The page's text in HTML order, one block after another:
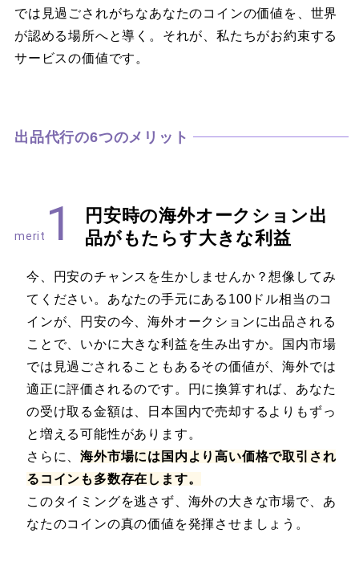
では見過ごされがちなあなたのコインの価値を、世界
が認める場所へと導く。それが、私たちがお約束する
サービスの価値です。
出品代行の6つのメリット
merit 1
円安時の海外オークション出
品がもたらす大きな利益
今、円安のチャンスを生かしませんか？想像してみ
てください。あなたの手元にある100ドル相当のコ
インが、円安の今、海外オークションに出品される
ことで、いかに大きな利益を生み出すか。国内市場
では見過ごされることもあるその価値が、海外では
適正に評価されるのです。円に換算すれば、あなた
の受け取る金額は、日本国内で売却するよりもずっ
と増える可能性があります。
さらに、海外市場には国内より高い価格で取引され
るコインも多数存在します。
このタイミングを逃さず、海外の大きな市場で、あ
なたのコインの真の価値を発揮させましょう。